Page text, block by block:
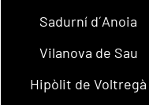
Sadurní d´Anoia
Vilanova de Sau
Hipòlit de Voltregà